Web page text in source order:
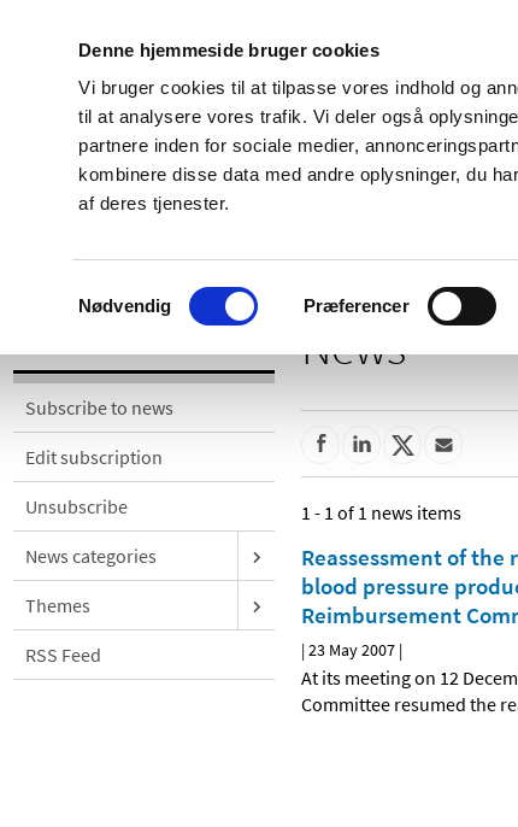
Denne hjemmeside bruger cookies
Vi bruger cookies til at tilpasse vores indhold og
til at analysere vores trafik. Vi deler også
partnere inden for sociale medier,
kombinere disse data med andre oplysninger, du
af deres tjenester.
Samtykkevalg
Nødvendig Præferencer
Licensing and
Side effects and product
information
Subscribe to news
Edit subscription
Unsubscribe
News categories
Themes
RSS Feed
News
1 - 1 of 1 news items
Reassessment of
blood pressure
Reimbursement
|23 May 2007 |
At its meeting on 12
Committee resumed the